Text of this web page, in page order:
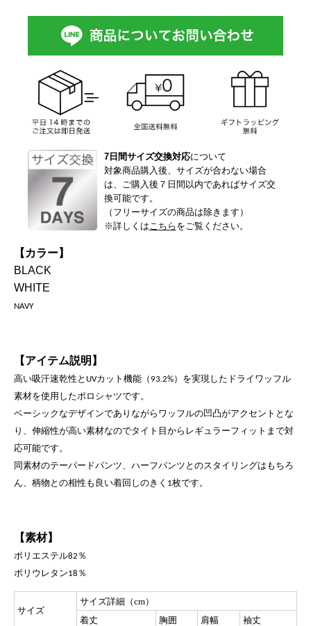
7日間サイズ交換対応について
対象商品購入後、サイズが合わない場合
は、ご購入後７日間以内であればサイズ交
換可能です。
（フリーサイズの商品は除きます）
※詳しくは こちら をご覧ください。
【カラー】
BLACK
WHITE
NAVY
【アイテム説明】
高い吸汗速乾性と UVカット機能（93.2%）を実現したドライ ワッフル
素材を使用したポロシャツです。
ベーシックなデザインでありながらワッフルの凹凸がアクセントとな
り、伸縮性が高い素材なのでタイト目からレギュラーフィットまで対
応可能です。
同素材のテーパードパンツ、ハーフパンツとのスタイリングは もちろ
ん、柄物との相性も良い着回しのきく 1枚です。
【素材】
ポリエステル82 ％
ポリウレタン18 ％
サイズ
サイズ詳細（cm）
着丈
胸囲 肩幅 袖丈